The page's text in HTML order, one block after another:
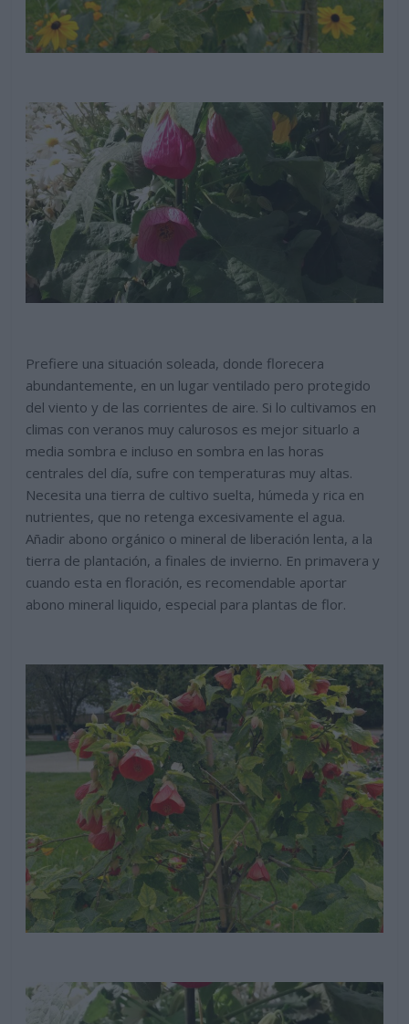
Prefiere una situación soleada, donde florecera
abundantemente, en un lugar ventilado pero protegido
del viento y de las corrientes de aire. Si lo cultivamos en
climas con veranos muy calurosos es mejor situarlo a
media sombra e incluso en sombra en las horas
centrales del día, sufre con temperaturas muy altas.
Necesita una tierra de cultivo suelta, húmeda y rica en
nutrientes, que no retenga excesivamente el agua.
Añadir abono orgánico o mineral de liberación lenta, a la
tierra de plantación, a finales de invierno. En primavera y
cuando esta en floración, es recomendable aportar
abono mineral liquido, especial para plantas de flor.